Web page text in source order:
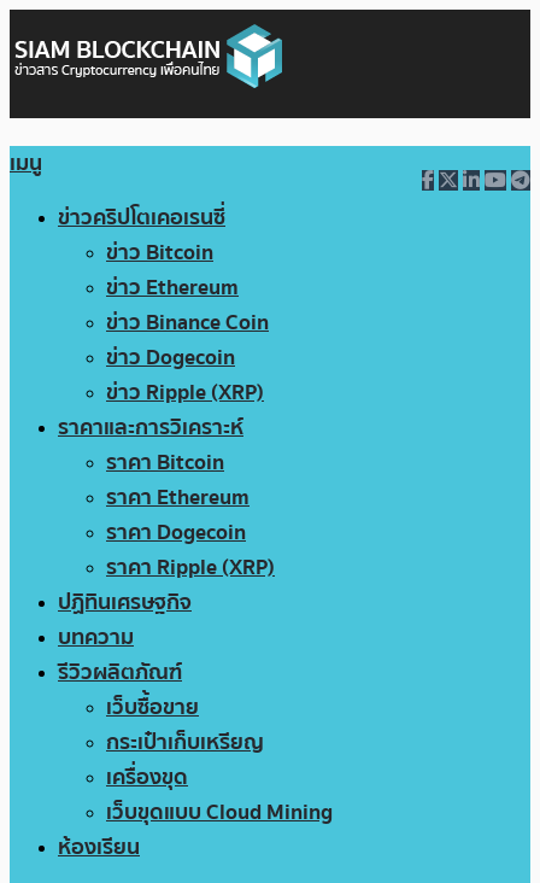
เมนู
ข่าวคริปโตเคอเรนซี่
ข่าว Bitcoin
ข่าว Ethereum
ข่าว Binance Coin
ข่าว Dogecoin
ข่าว Ripple (XRP)
ราคาและการวิเคราะห์
ราคา Bitcoin
ราคา Ethereum
ราคา Dogecoin
ราคา Ripple (XRP)
ปฏิทินเศรษฐกิจ
บทความ
รีวิวผลิตภัณฑ์
เว็บซื้อขาย
กระเป๋าเก็บเหรียญ
เครื่องขุด
เว็บขุดแบบ Cloud Mining
ห้องเรียน